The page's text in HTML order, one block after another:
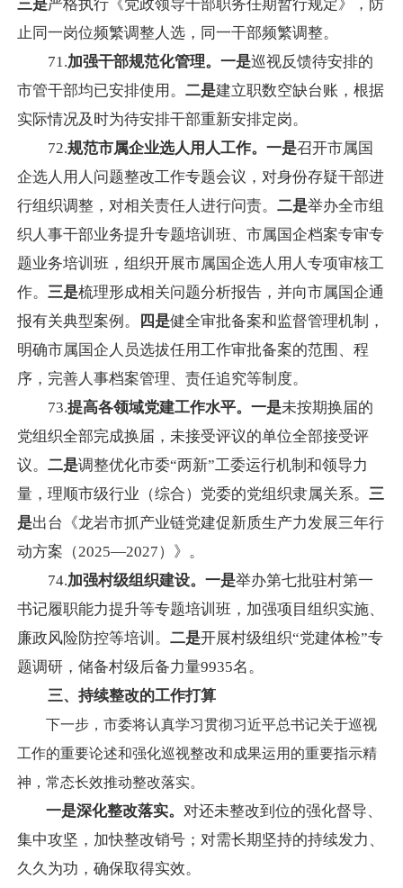
三是严格执行《党政领导干部职务任期暂行规定》，防
止同一岗位频繁调整人选，同一干部频繁调整。
71.加强干部规范化管理。 一是巡视反馈待安排的
市管干部均已安排使用。 二是建立职数空缺台账，根据
实际情况及时为待安排干部重新安排定岗。
72.规范市属企业选人用人工作。一是召开市属国
企选人用人问题整改工作专题会议，对身份存疑干部进
行组织调整，对相关责任人进行问责。 二是举办全市组
织人事干部业务提升专题培训班、市属国企档案专审专
题业务培训班，组织开展市属国企选人用人专项审核工
作。 三是梳理形成相关问题分析报告，并向市属国企通
报有关典型案例。
四是健全审批备案和监督管理机制，
明确市属国企人员选拔任用工作审批备案的范围、程
序，完善人事档案管理、责任追究等制度。
73.提高各领域党建工作水平。一是未按期换届的
党组织全部完成换届，未接受评议的单位全部接受评
议。 二是调整优化市委“两新”工委运行机制和领导力
量，理顺市级行业（综合）党委的党组织隶属关系。 三
是出台《龙岩市抓产业链党建促新质生产力发展三年行
动方案（2025—2027）》。
74.加强村级组织建设。一是举办第七批驻村第一
书记履职能力提升等专题培训班，加强项目组织实施、
廉政风险防控等培训。 二是开展村级组织“党建体检”专
题调研，储备村级后备力量9935名。
三、持续整改的工作打算
下一步，市委将认真学习贯彻习近平总书记关于巡视
工作的重要论述和强化巡视整改和成果运用的重要指示精
神，常态长效推动整改落实。
一是深化整改落实。 对还未整改到位的强化督导、
集中攻坚，加快整改销号；对需长期坚持的持续发力、
久久为功，确保取得实效。